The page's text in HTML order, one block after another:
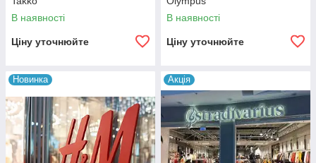
В наявності
Ціну уточнюйте
В наявності
Ціну уточнюйте
Новинка Акція